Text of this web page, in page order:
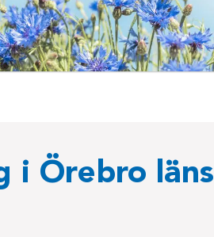
i Örebro läns